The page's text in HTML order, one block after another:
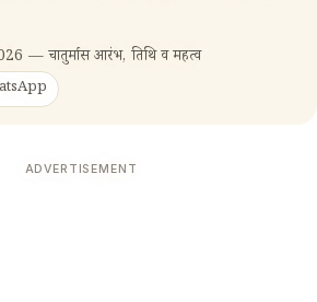
— चातुर्मास आरंभ, तिथि व महत्व
ADVERTISEMENT